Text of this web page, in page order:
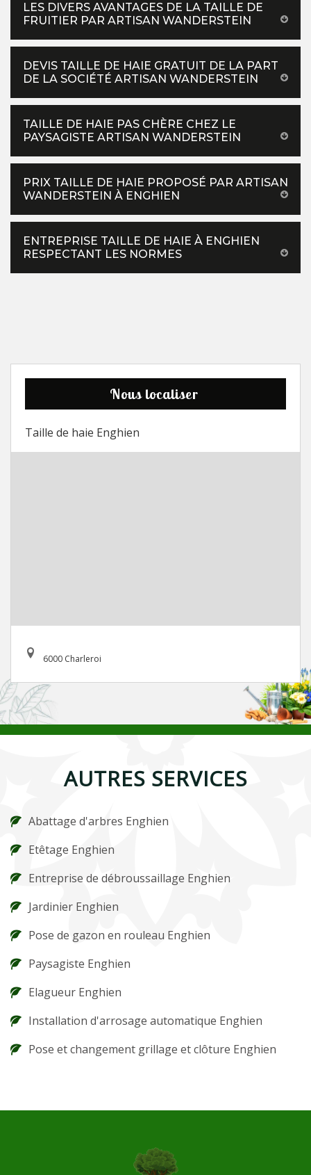
LES DIVERS AVANTAGES DE LA TAILLE DE
FRUITIER PAR ARTISAN WANDERSTEIN
DEVIS TAILLE DE HAIE GRATUIT DE LA PART
DE LA SOCIÉTÉ ARTISAN WANDERSTEIN
TAILLE DE HAIE PAS CHÈRE CHEZ LE
PAYSAGISTE ARTISAN WANDERSTEIN
PRIX TAILLE DE HAIE PROPOSÉ PAR ARTISAN
WANDERSTEIN À ENGHIEN
ENTREPRISE TAILLE DE HAIE À ENGHIEN
RESPECTANT LES NORMES
Nous localiser
Taille de haie Enghien
6000 Charleroi
AUTRES SERVICES
Abattage d'arbres Enghien
Etêtage Enghien
Entreprise de débroussaillage Enghien
Jardinier Enghien
Pose de gazon en rouleau Enghien
Paysagiste Enghien
Elagueur Enghien
Installation d'arrosage automatique Enghien
Pose et changement grillage et clôture Enghien